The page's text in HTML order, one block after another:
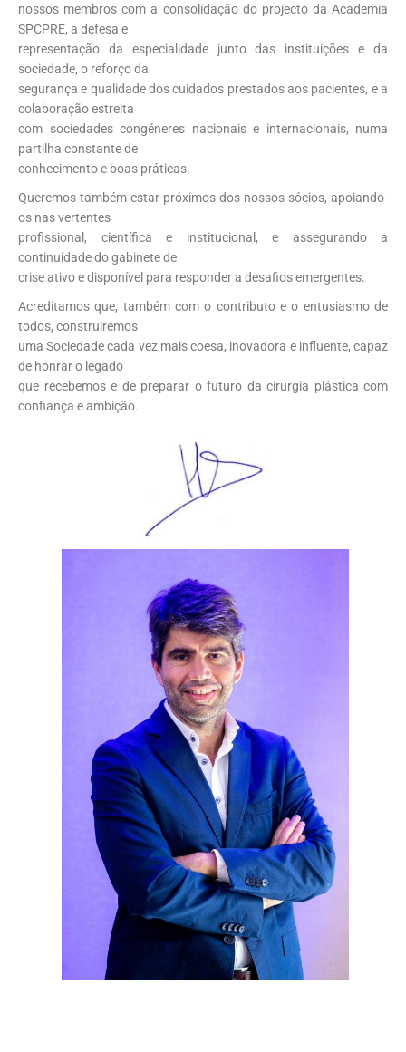
nossos membros com a consolidação do projecto da Academia
SPCPRE, a defesa e
representação da especialidade junto das instituições e da
sociedade, o reforço da
segurança e qualidade dos cuidados prestados aos pacientes, e a
colaboração estreita
com sociedades congéneres nacionais e internacionais, numa
partilha constante de
conhecimento e boas práticas.
Queremos também estar próximos dos nossos sócios, apoiando-
os nas vertentes
profissional, científica e institucional, e assegurando a
continuidade do gabinete de
crise ativo e disponível para responder a desafios emergentes.
Acreditamos que, também com o contributo e o entusiasmo de
todos, construiremos
uma Sociedade cada vez mais coesa, inovadora e influente, capaz
de honrar o legado
que recebemos e de preparar o futuro da cirurgia plástica com
confiança e ambição.